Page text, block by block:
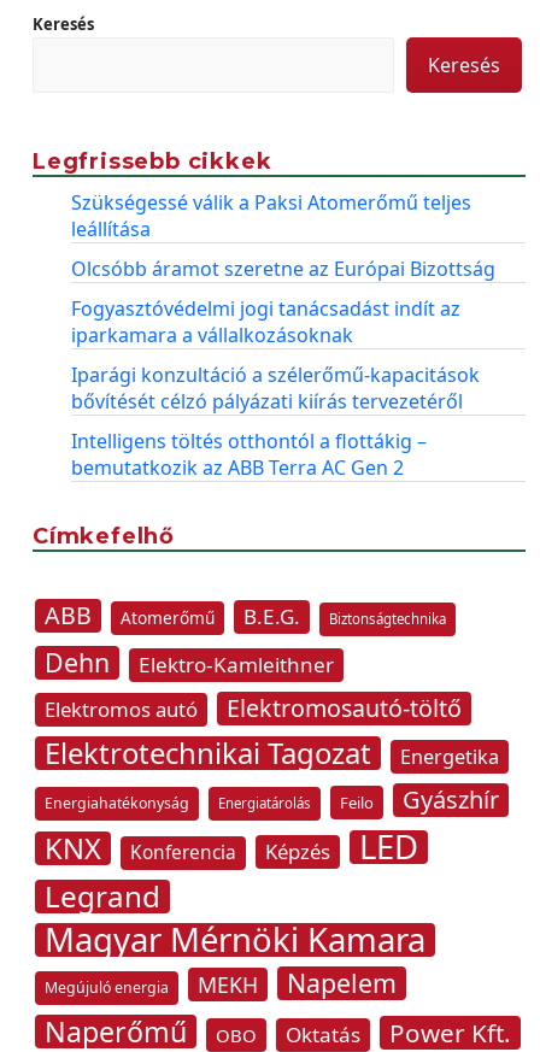
Keresés
Keresés
Legfrissebb cikkek
Szükségessé válik a Paksi Atomerőmű teljes
leállítása
Olcsóbb áramot szeretne az Európai Bizottság
Fogyasztóvédelmi jogi tanácsadást indít az
iparkamara a vállalkozásoknak
Iparági konzultáció a szélerőmű-kapacitások
bővítését célzó pályázati kiírás tervezetéről
Intelligens töltés otthontól a flottákig –
bemutatkozik az ABB Terra AC Gen 2
Címkefelhő
ABB Atomerőmű B.E.G. Biztonságtechnika
Dehn
Elektro-Kamleithner
Elektromos autó
Elektromosautó-töltő
Elektrotechnikai Tagozat Energetika
Energiahatékonyság Energiatárolás Feilo Gyászhír
KNX Konferencia Képzés LED
Legrand
Magyar Mérnöki Kamara
Megújuló energia MEKH Napelem
Naperőmű OBO Oktatás Power Kft.